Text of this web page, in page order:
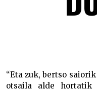
“Eta zuk, bertso
otsaila alde hortatik